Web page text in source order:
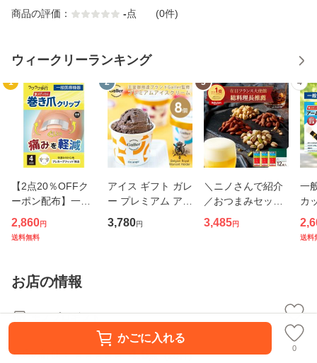
かごに入れる
0
商品の評価： -点 (0件)
ウィークリーランキング
1
【2点20％OFFク
ーポン配布】一般
医療機器 巻き爪用
矯正クリップ 1個
フケア 自分で 自宅
対策 グッ
2,860円
送料無料
2
アイス ギフト ガレ
ー プレミアム アイ
スクリーム 8個入
4種 詰め合わせ 20
3,780円
3
＼ニノさんで紹介
／おつまみセット
ギフト フレーバー
ナッツ 12袋入 4種
3,485円
4
一
カ
ス
療
送料
お店の情報
モノプロギフト
0
お店の評価： 4.6点 (28件)